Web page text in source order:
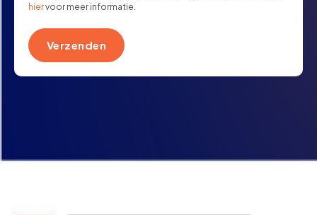
hiervoor meer informatie.